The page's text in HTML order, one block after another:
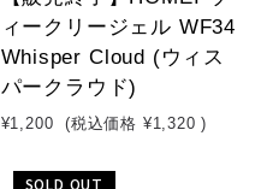
ィークリージェル WF34
Whisper Cloud (ウィス
パークラウド)
¥1,200 (税込価格 ¥1,320 )
SOLD OUT